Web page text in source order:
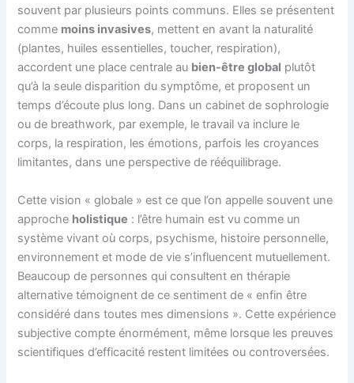
souvent par plusieurs points communs. Elles se présentent
comme moins invasives, mettent en avant la naturalité
(plantes, huiles essentielles, toucher, respiration),
accordent une place centrale au bien-être global plutôt
qu’à la seule disparition du symptôme, et proposent un
temps d’écoute plus long. Dans un cabinet de sophrologie
ou de breathwork, par exemple, le travail va inclure le
corps, la respiration, les émotions, parfois les croyances
limitantes, dans une perspective de rééquilibrage.
Cette vision « globale » est ce que l’on appelle souvent une
approche holistique : l’être humain est vu comme un
système vivant où corps, psychisme, histoire personnelle,
environnement et mode de vie s’influencent mutuellement.
Beaucoup de personnes qui consultent en thérapie
alternative témoignent de ce sentiment de « enfin être
considéré dans toutes mes dimensions ». Cette expérience
subjective compte énormément, même lorsque les preuves
scientifiques d’efficacité restent limitées ou controversées.